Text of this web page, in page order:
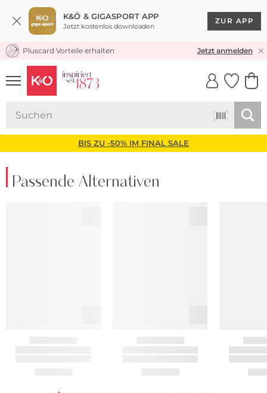
K&Ö & GIGASPORT APP
Jetzt kostenlos downloaden
ZUR APP
KOSTENLOSER VERSAND* & RÜCKVERSAND
Pluscard Vorteile erhalten Jetzt anmelden
UNSERE APP
CLICK &
BIS ZU -50% IM FINAL SALE
Passende Alternativen